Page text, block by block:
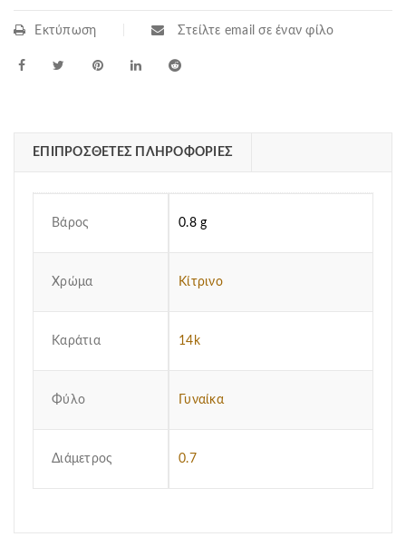
Εκτύπωση Στείλτε email σε έναν φίλο
ΕΠΙΠΡΌΣΘΕΤΕΣ ΠΛΗΡΟΦΟΡΊΕΣ
Βάρος 0.8 g
Χρώμα Κίτρινο
Καράτια 14k
Φύλο Γυναίκα
Διάμετρος 0.7